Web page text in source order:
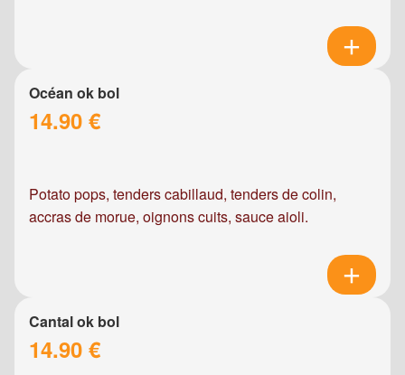
Océan ok bol
14.90 €
Potato pops, tenders cabillaud, tenders de colin,
accras de morue, oignons cuits, sauce aioli.
Cantal ok bol
14.90 €